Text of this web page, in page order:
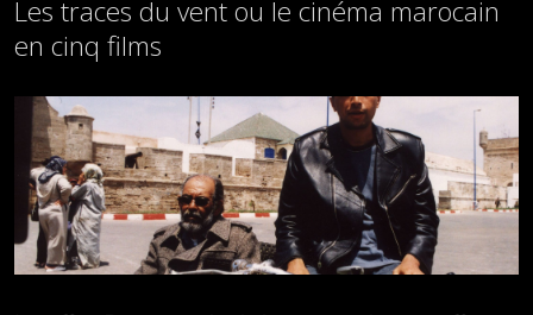
Les traces du vent ou le cinéma marocain
en cinq films